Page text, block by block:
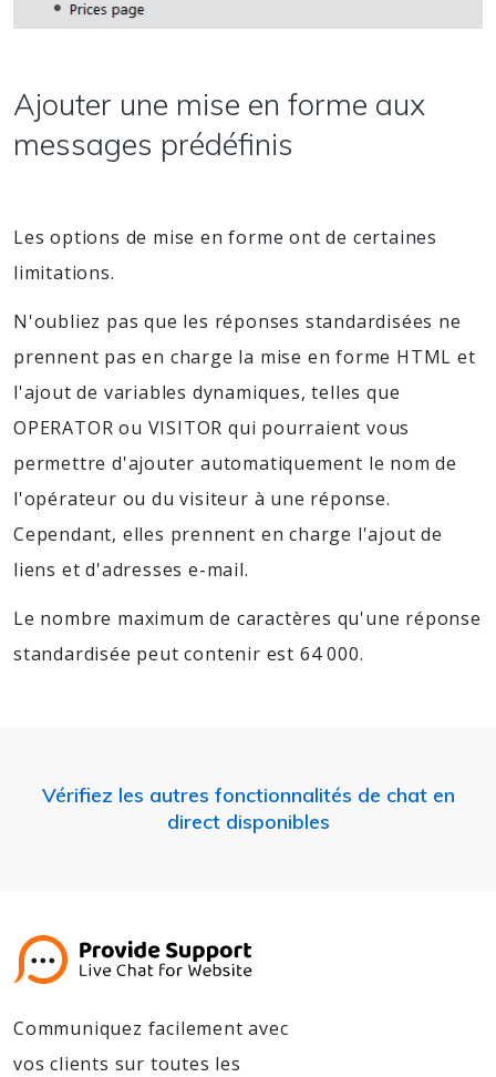
Ajouter une mise en forme aux
messages prédéfinis
Les options de mise en forme ont de certaines
limitations.
N'oubliez pas que les réponses standardisées ne
prennent pas en charge la mise en forme HTML et
l'ajout de variables dynamiques, telles que
OPERATOR ou VISITOR qui pourraient vous
permettre d'ajouter automatiquement le nom de
l'opérateur ou du visiteur à une réponse.
Cependant, elles prennent en charge l'ajout de
liens et d'adresses e-mail.
Le nombre maximum de caractères qu'une réponse
standardisée peut contenir est 64 000.
Vérifiez les autres fonctionnalités de chat en
direct disponibles
Communiquez facilement avec
vos clients sur toutes les